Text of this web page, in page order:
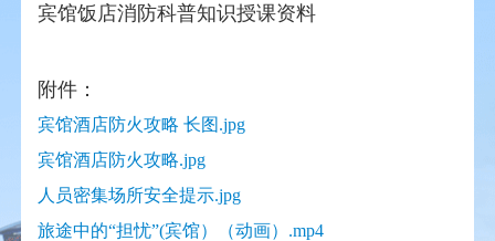
宾馆饭店消防科普知识授课资料
附件：
宾馆酒店防火攻略 长图.jpg
宾馆酒店防火攻略.jpg
人员密集场所安全提示.jpg
旅途中的“担忧”(宾馆）（动画）.mp4